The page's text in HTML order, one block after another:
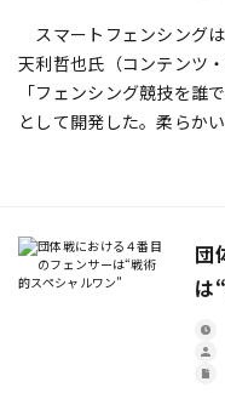
スマートフェンシング
天利哲也氏（コンテンツ
「フェンシング競技を誰
として開発した。柔らか
団
は